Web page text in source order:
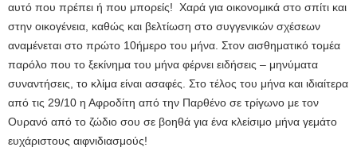
αυτό που πρέπει ή που μπορείς! Χαρά για οικονομικά στο σπίτι και
στην οικογένεια, καθώς και βελτίωση στο συγγενικών σχέσεων
αναμένεται στο πρώτο 10ήμερο του μήνα. Στον αισθηματικό τομέα
παρόλο που το ξεκίνημα του μήνα φέρνει ειδήσεις – μηνύματα
συναντήσεις, το κλίμα είναι ασαφές. Στο τέλος του μήνα και ιδιαίτερα
από τις 29/10 η Αφροδίτη από την Παρθένο σε τρίγωνο με τον
Ουρανό από το ζώδιο σου σε βοηθά για ένα κλείσιμο μήνα γεμάτο
ευχάριστους αιφνιδιασμούς!